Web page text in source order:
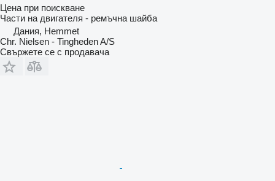
Цена при поискване
Части на двигателя - ремъчна шайба
Дания, Hemmet
Chr. Nielsen - Tingheden A/S
Свържете се с продавача